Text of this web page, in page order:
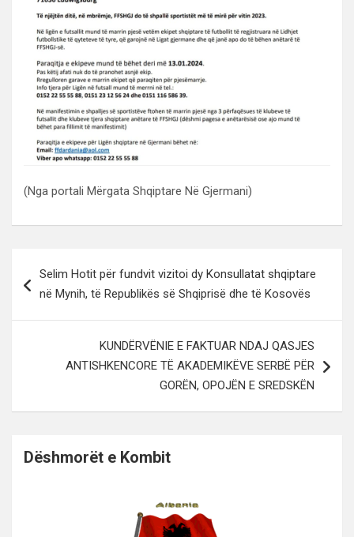
(Nga portali Mërgata Shqiptare Në Gjermani)
te
Selim Hotit për fundvit vizitoi dy Konsullatat shqiptare
në Mynih, të Republikës së Shqiprisë dhe të Kosovës
KUNDËRVËNIE E FAKTUAR NDAJ QASJES
ANTISHKENCORE TË AKADEMIKËVE SERBË PËR
GORËN, OPOJËN E SREDSKËN
Dëshmorët e Kombit